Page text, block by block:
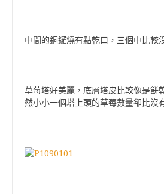
中間的銅鑼燒有點乾口，三個中比較
草莓塔好美麗，底層塔皮比較像是餅
然小小一個塔上頭的草莓數量卻比沒